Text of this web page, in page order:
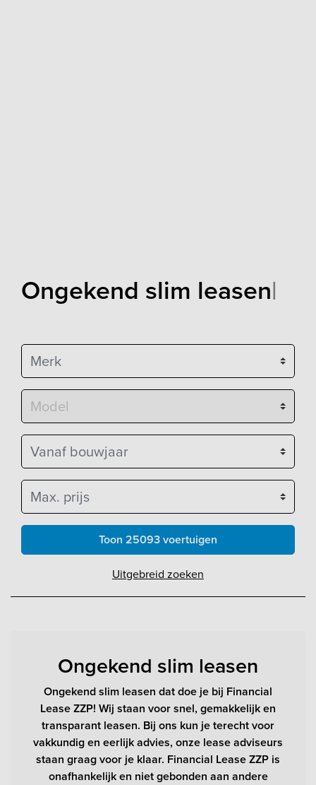
Ongekend slim leasen|
Merk
Model
Vanaf bouwjaar
Max. prijs
Toon 25093 voertuigen
Uitgebreid zoeken
Ongekend slim leasen
Ongekend slim leasen dat doe je bij Financial
Lease ZZP! Wij staan voor snel, gemakkelijk en
transparant leasen. Bij ons kun je terecht voor
vakkundig en eerlijk advies, onze lease adviseurs
staan graag voor je klaar. Financial Lease ZZP is
onafhankelijk en niet gebonden aan andere